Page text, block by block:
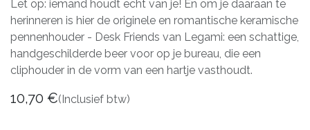
Let op: iemand houdt echt van je! En om je daaraan te
herinneren is hier de originele en romantische keramische
pennenhouder - Desk Friends van Legami: een schattige,
handgeschilderde beer voor op je bureau, die een
cliphouder in de vorm van een hartje vasthoudt.
10,70 €(Inclusief btw)